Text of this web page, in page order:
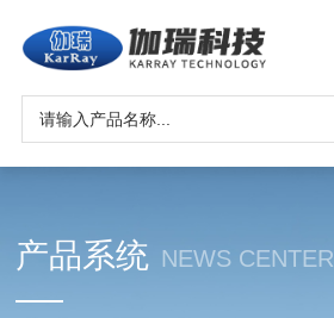
产品系统 NEWS CENTER